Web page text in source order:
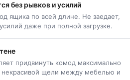
без рывков и усилий
ящика по всей длине. Не заедает,
даже при полной загрузке.
придвинуть комод максимально
некрасивой щели между мебелью и